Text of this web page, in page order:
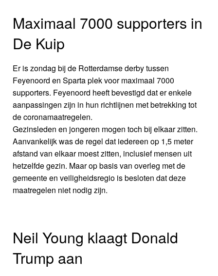
Maximaal 7000 supporters in
De Kuip
Er is zondag bij de Rotterdamse derby tussen
Feyenoord en Sparta plek voor maximaal 7000
supporters. Feyenoord heeft bevestigd dat er enkele
aanpassingen zijn in hun richtlijnen met betrekking tot
de coronamaatregelen.
Gezinsleden en jongeren mogen toch bij elkaar zitten.
Aanvankelijk was de regel dat iedereen op 1,5 meter
afstand van elkaar moest zitten, inclusief mensen uit
hetzelfde gezin. Maar op basis van overleg met de
gemeente en veiligheidsregio is besloten dat deze
maatregelen niet nodig zijn.
Neil Young klaagt Donald
Trump aan